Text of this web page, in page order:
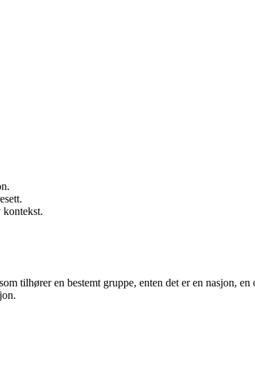
kontekst.
tilhører en bestemt gruppe, enten det er en nasjon,